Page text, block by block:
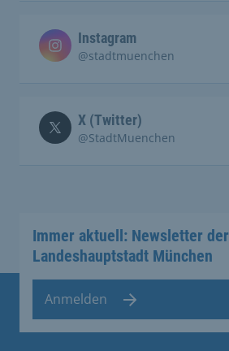
Instagram
@stadtmuenchen
X (Twitter)
@StadtMuenchen
Immer aktuell: Newsletter der
Landeshauptstadt München
Anmelden